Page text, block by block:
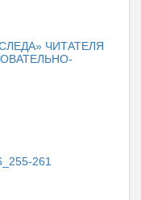
ЧИТАТЕЛЯ
261